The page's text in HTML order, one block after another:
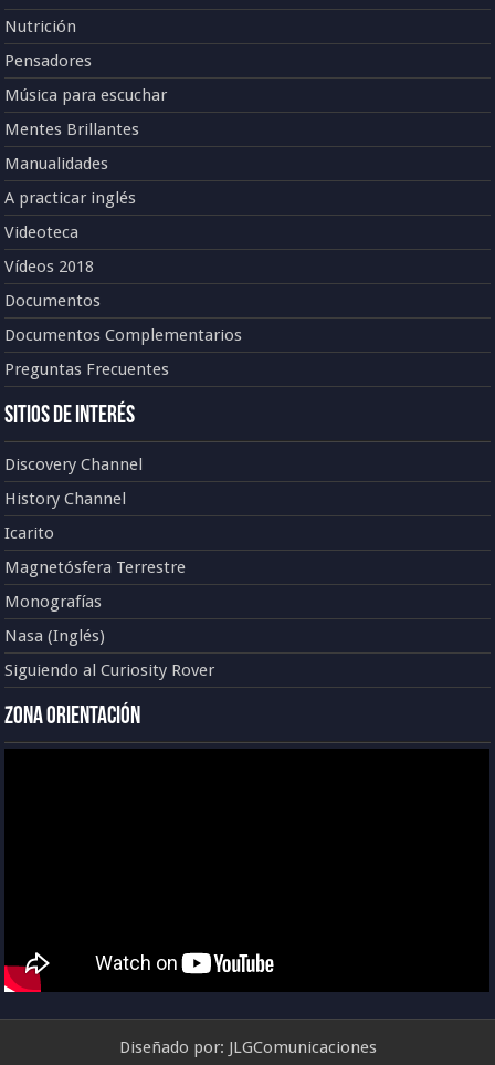
Nutrición
Pensadores
Música para escuchar
Mentes Brillantes
Manualidades
A practicar inglés
Videoteca
Vídeos 2018
Documentos
Documentos Complementarios
Preguntas Frecuentes
Sitios de Interés
Discovery Channel
History Channel
Icarito
Magnetósfera Terrestre
Monografías
Nasa (Inglés)
Siguiendo al Curiosity Rover
Zona Orientación
Diseñado por: JLGComunicaciones